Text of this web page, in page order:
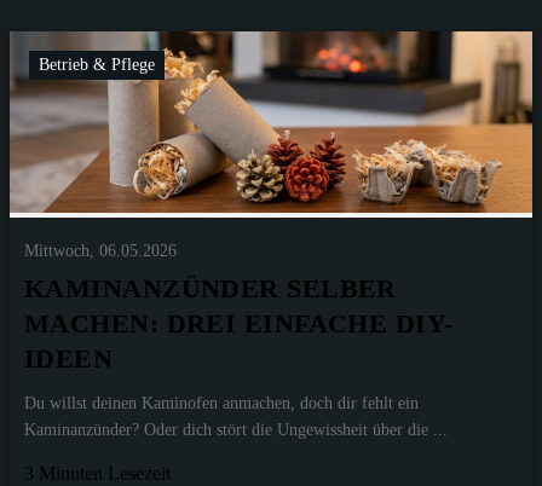
Betrieb & Pflege
Mittwoch, 06.05.2026
KAMINANZÜNDER SELBER
MACHEN: DREI EINFACHE DIY-
IDEEN
Du willst deinen Kaminofen anmachen, doch dir fehlt ein
Kaminanzünder? Oder dich stört die Ungewissheit über die ...
3 Minuten Lesezeit